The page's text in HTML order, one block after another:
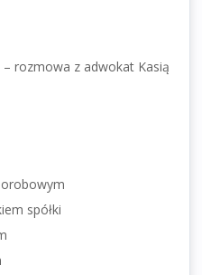
– rozmowa z adwokat Kasią
spółki